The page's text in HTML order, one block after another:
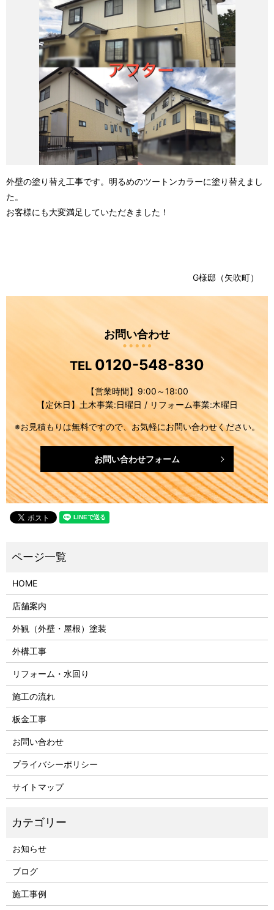
外壁の塗り替え工事です。明るめのツートンカラーに塗り替えまし
た。
お客様にも大変満足していただきました！
G様邸（矢吹町）
お問い合わせ
TEL 0120-548-830
【営業時間】9:00～18:00
【定休日】土木事業:日曜日 / リフォーム事業:木曜日
※お見積もりは無料ですので、お気軽にお問い合わせください。
お問い合わせフォーム
HOME
店舗案内
外観（外壁・屋根）塗装
外構工事
リフォーム・水回り
施工の流れ
板金工事
お問い合わせ
プライバシーポリシー
サイトマップ
お知らせ
ブログ
施工事例